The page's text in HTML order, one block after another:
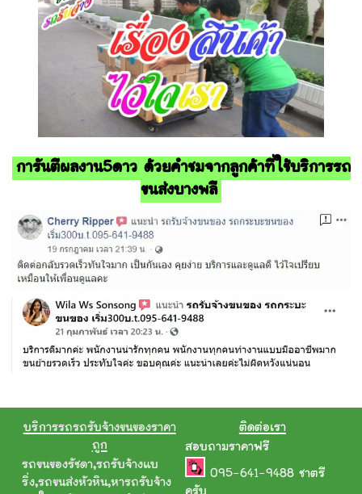
การันตีผลงาน5ดาว ด้วยคำชมจากลูกค้าที่ใช้บริการรถ
ขนส่งบางพลี
บริการรถรถรับจ้างขนของราคา
ถูก
รถขนของรัชดา,รถรับจ้างแบ
ริ่ง,รถขนส่งหัวหิน,หารถรับจ้าง
ติดต่อเรา
สอบถามราคาฟรี
095-641-9488 ชาตรี